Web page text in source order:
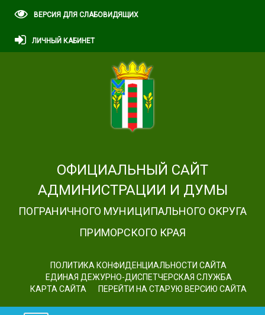
ВЕРСИЯ ДЛЯ СЛАБОВИДЯЩИХ
ЛИЧНЫЙ КАБИНЕТ
ОФИЦИАЛЬНЫЙ САЙТ
АДМИНИСТРАЦИИ И ДУМЫ
ПОГРАНИЧНОГО МУНИЦИПАЛЬНОГО ОКРУГА
ПРИМОРСКОГО КРАЯ
ПОЛИТИКА КОНФИДЕНЦИАЛЬНОСТИ САЙТА
ЕДИНАЯ ДЕЖУРНО-ДИСПЕТЧЕРСКАЯ СЛУЖБА
КАРТА САЙТА
ПЕРЕЙТИ НА СТАРУЮ ВЕРСИЮ САЙТА